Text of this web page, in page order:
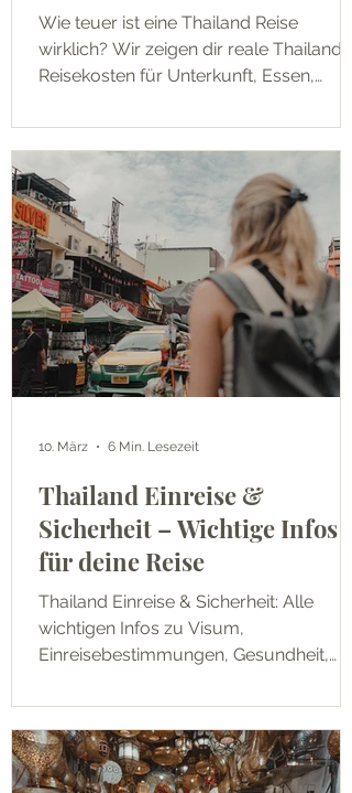
Wie teuer ist eine Thailand Reise
wirklich? Wir zeigen dir reale Thailand
Reisekosten für Unterkunft, Essen,
Beispielbudget für 2 Wochen
Thailand Einreise &
Sicherheit – Wichtige Infos
für deine Reise
Thailand Einreise & Sicherheit: Alle
wichtigen Infos zu Visum,
Einreisebestimmungen, Gesundheit,
So reist du gut vorbereitet nach
Thailand.
10. März 6 Min. Lesezeit